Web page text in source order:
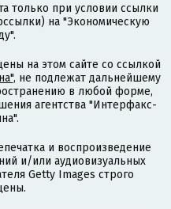
только при условии ссылки
на "Экономическую
на этом сайте со ссылкой
, не подлежат дальнейшему
в любой форме,
агентства "Интерфакс-
и воспроизведение
и/или аудиовизуальных
Getty Images строго